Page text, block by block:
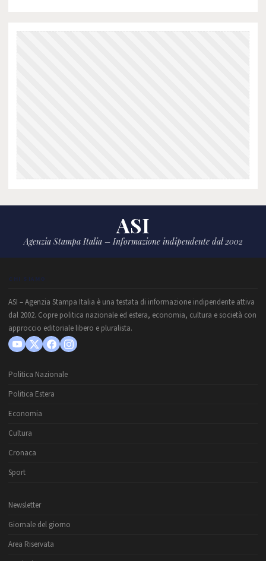
ASI
Agenzia Stampa Italia – Informazione indipendente dal 2002
CHI SIAMO
ASI – Agenzia Stampa Italia è una testata di informazione indipendente attiva
dal 2002. Copre politica nazionale ed estera, economia, cultura e società con
approccio editoriale libero e pluralista.
Politica Nazionale
Politica Estera
Economia
Cultura
Cronaca
Sport
Newsletter
Giornale del giorno
Area Riservata